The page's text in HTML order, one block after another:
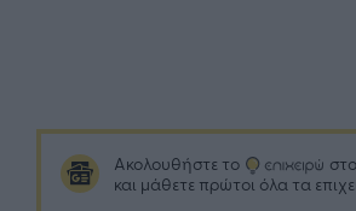
Ακολουθήστε το στο
και μάθετε πρώτοι όλα τα